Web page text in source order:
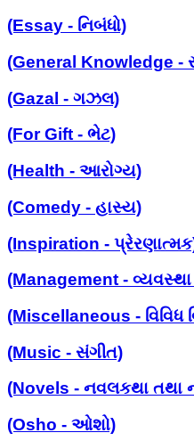
(Essay - નિબંધો)
(General Knowledge -
(Gazal - ગઝલ)
(For Gift - ભેટ)
(Health - આરોગ્ય)
(Comedy - હાસ્ય)
(Inspiration -
(Management -
(Miscellaneous - વિવિધ
(Music - સંગીત)
(Novels - નવલકથા તથા
(Osho - ઓશો)